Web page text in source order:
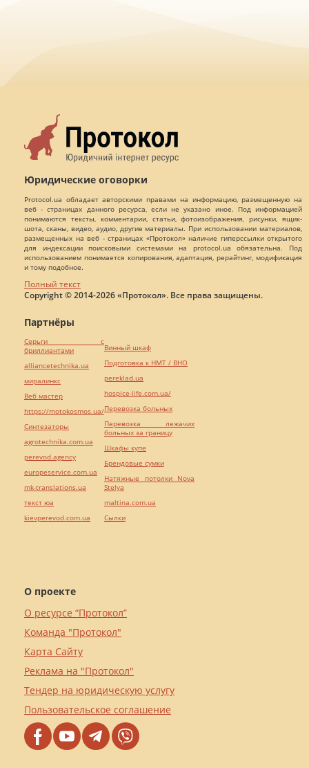
Юридические оговорки
Protocol.ua обладает авторскими правами на информацию, размещенную на
веб - страницах данного ресурса, если не указано иное. Под информацией
понимаются тексты, комментарии, статьи, фотоизображения, рисунки, ящик-
шота, сканы, видео, аудио, другие материалы. При использовании материалов,
размещенных на веб - страницах «Протокол» наличие гиперссылки открытого
для индексации поисковыми системами на protocol.ua обязательна. Под
использованием понимается копирования, адаптация, рерайтинг, модификация
и тому подобное.
Полный текст
Copyright © 2014-2026 «Протокол». Все права защищены.
О проекте
О ресурсе “Протокол”
Команда "Протокол"
Карта Сайту
Реклама на "Протокол"
Тендер на юридическую услугу
Пользовательское соглашение
Партнёры
Серьги с
бриллиантами
alliancetechnika.ua
миралинкс
Веб мастер
https://motokosmos.ua/
Синтезаторы
agrotechnika.com.ua
perevod.agency
europeservice.com.ua
mk-translations.ua
текст юа
kievperevod.com.ua
Винный шкаф
Подготовка к НМТ / ВНО
pereklad.ua
hospice-life.com.ua/
Перевозка больных
Перевозка лежачих
больных за границу
Шкафы купе
Брендовые сумки
Натяжные потолки Nova
Stelya
maltina.com.ua
Cылки